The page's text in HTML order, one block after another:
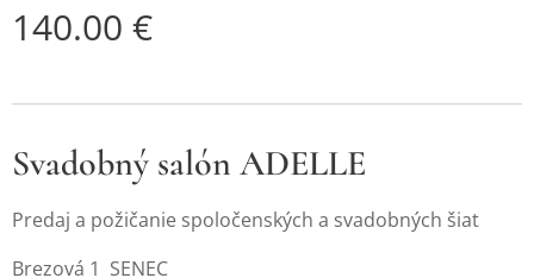
140.00 €
Svadobný salón ADELLE
Predaj a požičanie spoločenských a svadobných šiat
Brezová 1 SENEC